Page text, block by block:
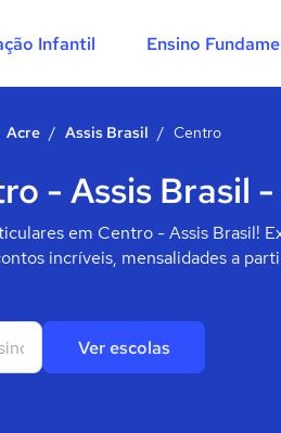
Infantil Ensino
Acre / Assis Brasil / Centro
- Assis Brasil -
em Centro - Assis Brasil!
incríveis, mensalidades a
Ver escolas